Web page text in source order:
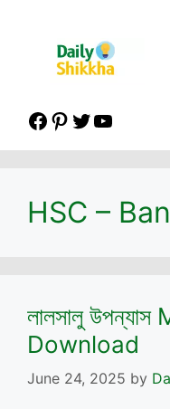
Facebook
Pinterest
Twitter
YouTube
HSC –
লালসালু
Download
June 24, 2025 by